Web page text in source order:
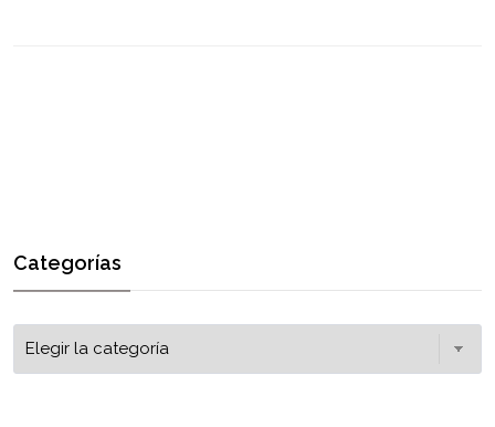
Categorías